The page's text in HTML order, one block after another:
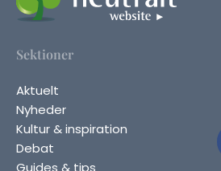
Sektioner
Aktuelt
Nyheder
Kultur & inspiration
Debat
Guides & tips